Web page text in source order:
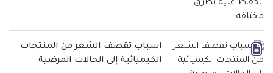
اسباب تقصف الشعر من المنتجات
الكيميائية إلى الحالات المرضية